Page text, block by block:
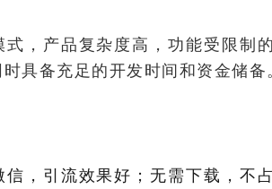
式，产品复杂度高，功能受限制
具备充足的开发时间和资金储备
，引流效果好；无需下载，不